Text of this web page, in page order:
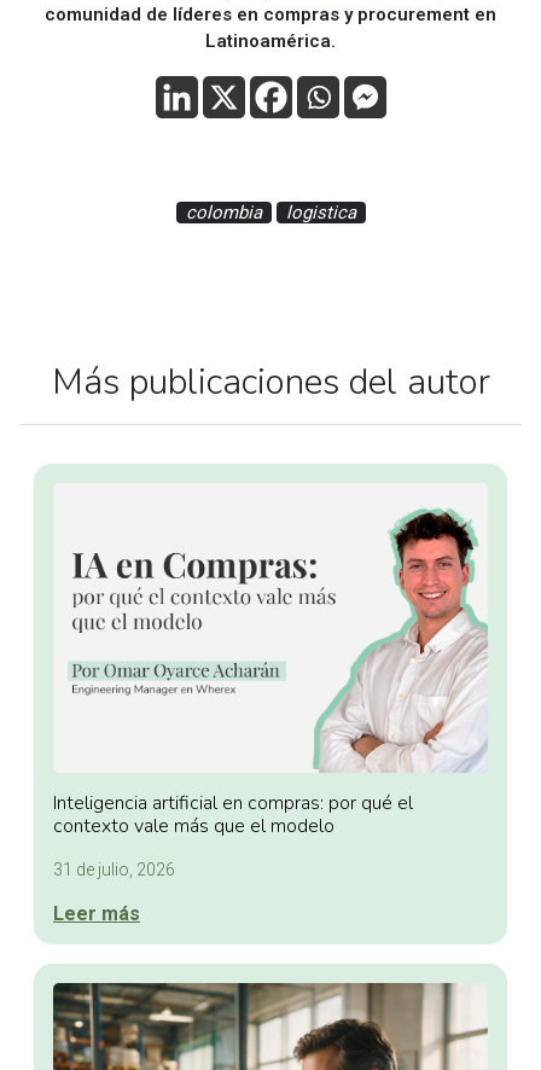
comunidad de líderes en compras y procurement en
Latinoamérica.
colombia logistica
Más publicaciones del autor
Inteligencia artificial en compras: por qué el
contexto vale más que el modelo
31 de julio, 2026
Leer más